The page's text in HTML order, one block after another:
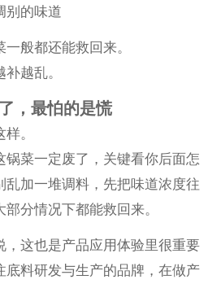
别的味道
般都还能救回来。
越乱。
，最怕的是慌
。
锅菜一定废了，关键看你后面怎
加一堆调料，先把味道浓度往
分情况下都能救回来。
这也是产品应用体验里很重要
底料研发与生产的品牌，在做产